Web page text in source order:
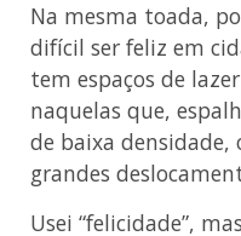
Na mesma toada,
difícil ser feliz em
tem espaços de
naquelas que,
de baixa densidade,
grandes
Usei “felicidade”,